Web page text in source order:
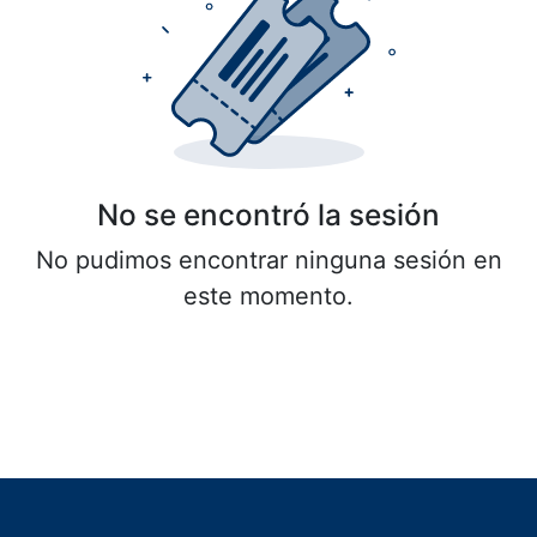
No se encontró la sesión
No pudimos encontrar ninguna sesión en
este momento.